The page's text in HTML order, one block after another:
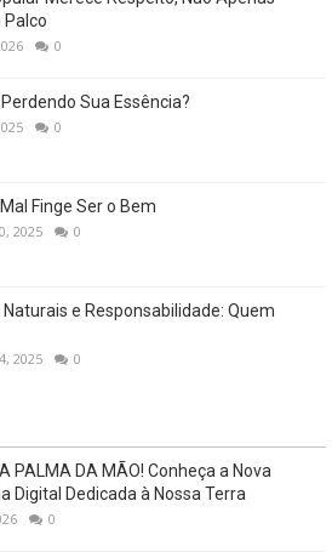
Palco
0
Sua Essência?
0
Finge Ser o Bem
2025 0
Naturais e Responsabilidade: Quem
2025 0
PALMA DA MÃO! Conheça a Nova
Digital Dedicada à Nossa Terra
0